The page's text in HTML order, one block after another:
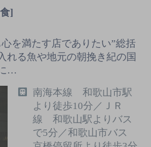
]
を満たす店でありたい”総括
れる魚や地元の朝挽き紀の国
…
南海本線 和歌山市駅
より徒歩10分／ＪＲ
線 和歌山駅よりバス
で5分／和歌山市バス